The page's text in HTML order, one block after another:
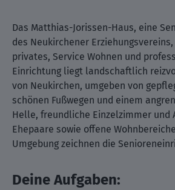
Das Matthias-Jorissen-Haus, eine
des Neukirchener
privates, Service Wohnen und
Einrichtung liegt landschaftlich
von Neukirchen, umgeben von
schönen Fußwegen und einem
Helle, freundliche Einzelzimmer und
Ehepaare sowie offene
Umgebung zeichnen die
Deine Aufgaben: